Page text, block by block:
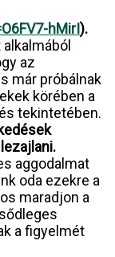
hMirI).
az
már próbálnak
körében a
tekintetében.
aggodalmat
oda ezekre a
maradjon a
a figyelmét